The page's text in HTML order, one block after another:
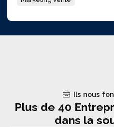
Ils nous
Plus de 40
dans la